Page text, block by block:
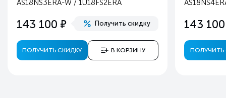
Вес наружного блока, кг
Цвет
Режимы работы
AS18NS3ERA-W / 1U18FS2ERA
143 100 е Получить скидку
ПОЛУЧИТЬ СКИДКУ В КОРЗИНУ
143 100
ПОЛУЧИТЬ